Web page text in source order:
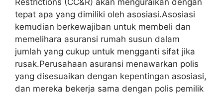
Restrictions (CC&R) akan menguraikan dengan
tepat apa yang dimiliki oleh asosiasi.Asosiasi
kemudian berkewajiban untuk membeli dan
memelihara asuransi rumah susun dalam
jumlah yang cukup untuk mengganti sifat jika
rusak.Perusahaan asuransi menawarkan polis
yang disesuaikan dengan kepentingan asosiasi,
dan mereka bekerja sama dengan polis pemilik